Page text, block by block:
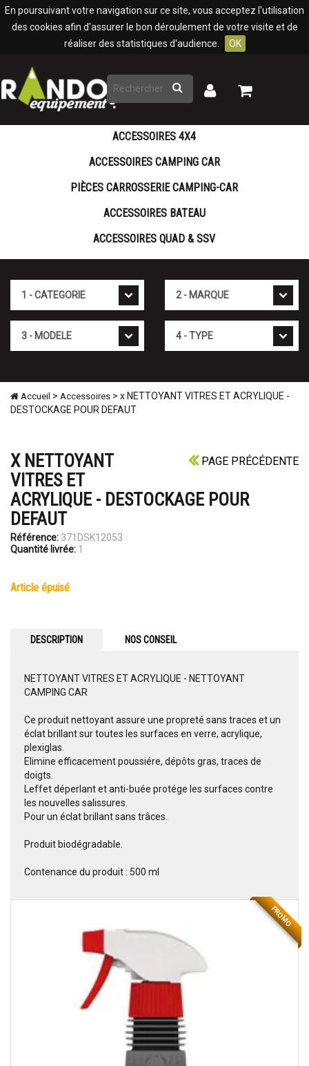
En poursuivant votre navigation sur ce site, vous acceptez l'utilisation
des cookies afin d'assurer le bon déroulement de votre visite et de
réaliser des statistiques d'audience.
OK
Rechercher
Mon
Mon
ACCESSOIRES 4X4
ACCESSOIRES CAMPING CAR
PIÈCES CARROSSERIE CAMPING-CAR
ACCESSOIRES BATEAU
ACCESSOIRES QUAD & SSV
Accueil > Accessoires > x NETTOYANT VITRES ET ACRYLIQUE -
DESTOCKAGE POUR DEFAUT
PAGE PRÉCÉDENTE
X NETTOYANT
VITRES ET
ACRYLIQUE - DESTOCKAGE POUR
DEFAUT
Référence: 371DSK12053
Quantité livrée: 1
article épuisé
DESCRIPTION NOS CONSEIL
NETTOYANT VITRES ET ACRYLIQUE - NETTOYANT
CAMPING CAR
Ce produit nettoyant assure une propreté sans traces et un
éclat brillant sur toutes les surfaces en verre, acrylique,
plexiglas.
Elimine efficacement poussiére, dépôts gras, traces de
doigts.
Leffet déperlant et anti-buée protége les surfaces contre
les nouvelles salissures.
Pour un éclat brillant sans trâces.
Produit biodégradable.
Contenance du produit : 500 ml
PROMO
Panneau de gestion des cookies